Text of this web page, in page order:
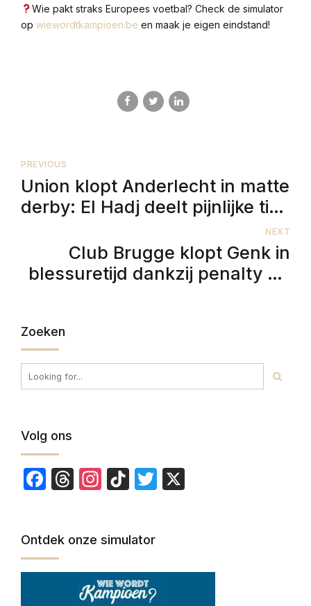
Wie pakt straks Europees voetbal? Check de simulator
op wiewordtkampioen.be en maak je eigen eindstand!
PREVIOUS
Union klopt Anderlecht in matte
derby: El Hadj deelt pijnlijke tik
NEXT
Club Brugge klopt Genk in
blessuretijd dankzij penalty De
Zoeken
Volg ons
Facebook
Threads
Instagram
TikTokTwitter
Ontdek onze simulator